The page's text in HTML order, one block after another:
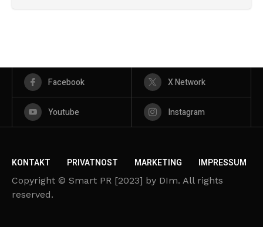
Facebook X Network
Youtube Instagram
KONTAKT PRIVATNOST MARKETING IMPRESSUM
Copyright © Smart PR [2023] by DIm. All rights
reserved.